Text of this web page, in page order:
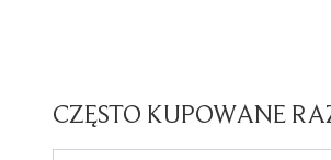
CZĘSTO KUPOWANE